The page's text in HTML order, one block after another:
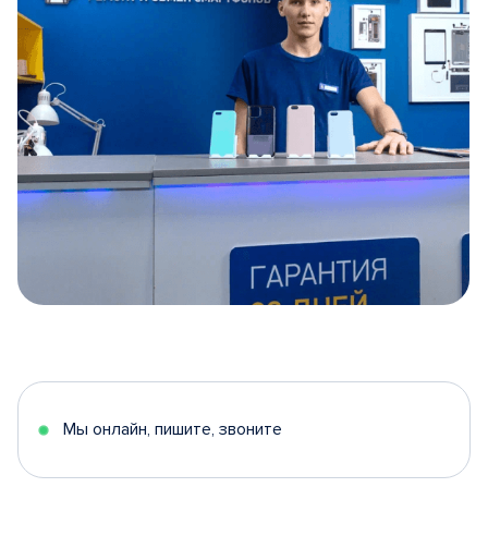
5
Мы онлайн, пишите, звоните